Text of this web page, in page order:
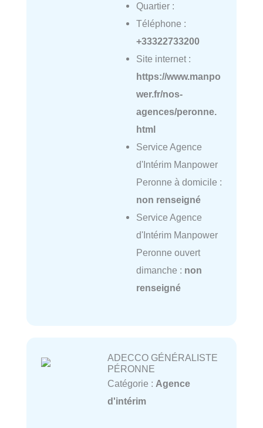
Quartier :
Téléphone :
+33322733200
Site internet :
https://www.manpo
wer.fr/nos-
agences/peronne.
html
Service Agence
d'Intérim Manpower
Peronne à domicile :
non renseigné
Service Agence
d'Intérim Manpower
Peronne ouvert
dimanche : non
renseigné
ADECCO GÉNÉRALISTE
PÉRONNE
Catégorie : Agence
d'intérim